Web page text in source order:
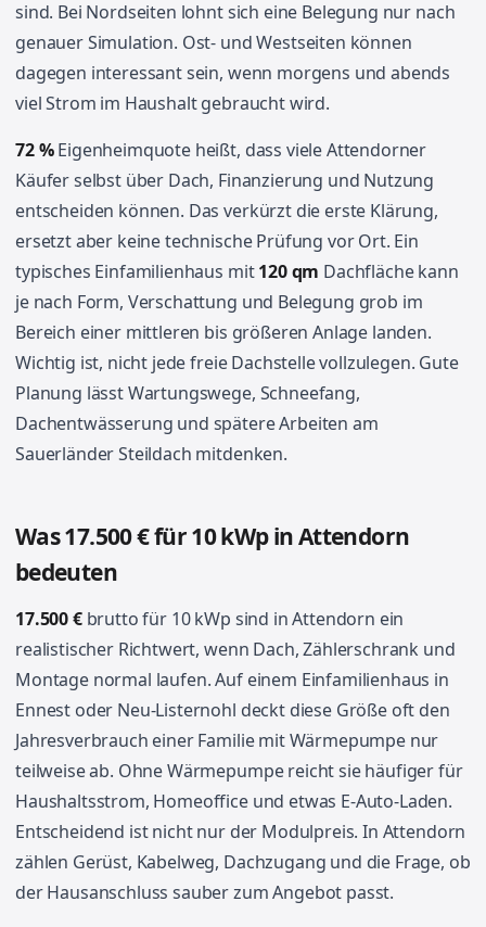
sind. Bei Nordseiten lohnt sich eine Belegung nur nach
genauer Simulation. Ost- und Westseiten können
dagegen interessant sein, wenn morgens und abends
viel Strom im Haushalt gebraucht wird.
72 %Eigenheimquote heißt, dass viele Attendorner
Käufer selbst über Dach, Finanzierung und Nutzung
entscheiden können. Das verkürzt die erste Klärung,
ersetzt aber keine technische Prüfung vor Ort. Ein
typisches Einfamilienhaus mit120 qm Dachfläche kann
je nach Form, Verschattung und Belegung grob im
Bereich einer mittleren bis größeren Anlage landen.
Wichtig ist, nicht jede freie Dachstelle vollzulegen. Gute
Planung lässt Wartungswege, Schneefang,
Dachentwässerung und spätere Arbeiten am
Sauerländer Steildach mitdenken.
Was 17.500 € für 10 kWp in Attendorn
bedeuten
17.500 €brutto für 10 kWp sind in Attendorn ein
realistischer Richtwert, wenn Dach, Zählerschrank und
Montage normal laufen. Auf einem Einfamilienhaus in
Ennest oder Neu-Listernohl deckt diese Größe oft den
Jahresverbrauch einer Familie mit Wärmepumpe nur
teilweise ab. Ohne Wärmepumpe reicht sie häufiger für
Haushaltsstrom, Homeoffice und etwas E-Auto-Laden.
Entscheidend ist nicht nur der Modulpreis. In Attendorn
zählen Gerüst, Kabelweg, Dachzugang und die Frage, ob
der Hausanschluss sauber zum Angebot passt.